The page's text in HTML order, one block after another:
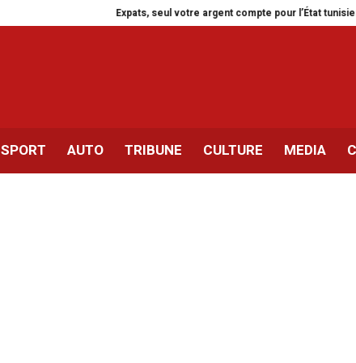
Expats, seul votre argent compte pour l’État tunisien ! Les usages
SPORT AUTO TRIBUNE CULTURE MEDIA